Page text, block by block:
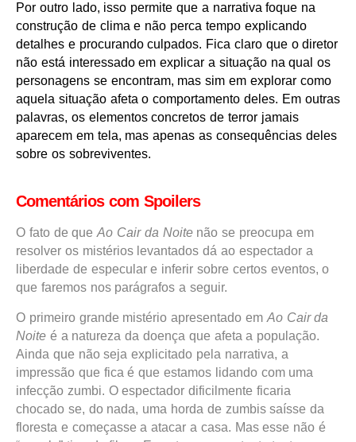
Por outro lado, isso permite que a narrativa foque na
construção de clima e não perca tempo explicando
detalhes e procurando culpados. Fica claro que o diretor
não está interessado em explicar a situação na qual os
personagens se encontram, mas sim em explorar como
aquela situação afeta o comportamento deles. Em outras
palavras, os elementos concretos de terror jamais
aparecem em tela, mas apenas as consequências deles
sobre os sobreviventes.
Comentários com Spoilers
O fato de queAo Cair da Noitenão se preocupa em
resolver os mistérios levantados dá ao espectador a
liberdade de especular e inferir sobre certos eventos, o
que faremos nos parágrafos a seguir.
O primeiro grande mistério apresentado em Ao Cair da
Noite é a natureza da doença que afeta a população.
Ainda que não seja explicitado pela narrativa, a
impressão que fica é que estamos lidando com uma
infecção zumbi. O espectador dificilmente ficaria
chocado se, do nada, uma horda de zumbis saísse da
floresta e começasse a atacar a casa. Mas esse não é